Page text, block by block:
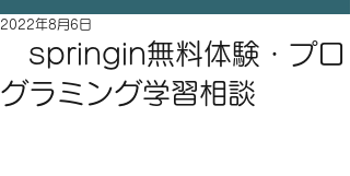
springin無料体験・プロ
グラミング学習相談
2022年8月6日